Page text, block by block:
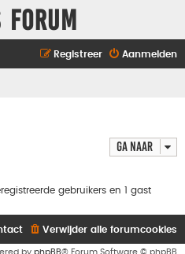
Forum
Aanmelden
Registreer
Ga naar
gebruikers en 1 gast
Verwijder alle forumcookies